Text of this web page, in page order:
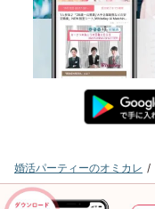
婚活パーティーのオミカレ